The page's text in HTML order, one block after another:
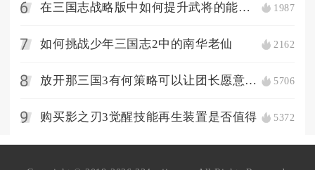
6 在三国志战略版中如何提升武将的能力值 1987
7 如何挑战少年三国志2中的南华老仙 2162
8 放开那三国3有何策略可以让团长愿意分庭抗礼 5706
9 购买影之刃3觉醒技能再生装置是否值得 5372